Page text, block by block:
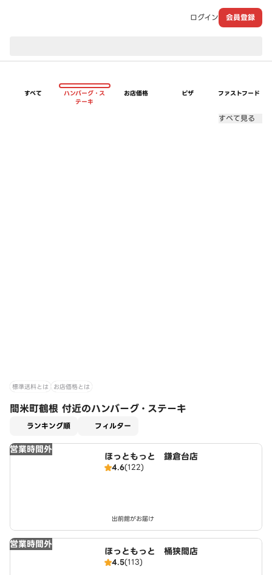
ログイン 会員登録
すべて
ハンバーグ・ス
テーキ
お店価格 ピザ ファストフード
すべて見る
標準送料とは お店価格とは
間米町鶴根 付近のハンバーグ・ステーキ
ランキング順 フィルター
営業時間外
ほっともっと 鎌倉台店
4.6(122)
出前館がお届け
営業時間外
ほっともっと 桶狭間店
4.5(113)